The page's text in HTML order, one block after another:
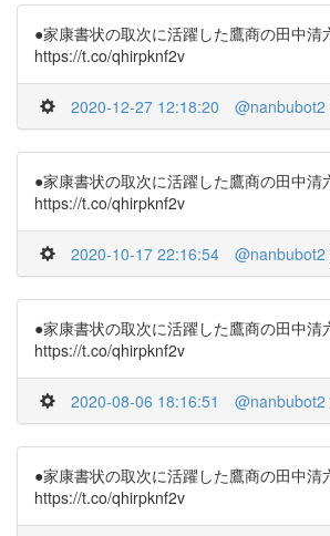
●家康書状の取次に活躍した鷹商の田中清
https://t.co/qhirpknf2v
2020-12-27 12:18:20 @nanbubot2
●家康書状の取次に活躍した鷹商の田中清
https://t.co/qhirpknf2v
2020-10-17 22:16:54 @nanbubot2
●家康書状の取次に活躍した鷹商の田中清
https://t.co/qhirpknf2v
2020-08-06 18:16:51 @nanbubot2
●家康書状の取次に活躍した鷹商の田中清
https://t.co/qhirpknf2v